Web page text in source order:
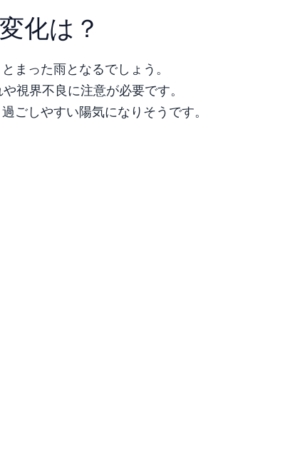
化は？
まった雨となるでしょう。
視界不良に注意が必要です。
ごしやすい陽気になりそうです。